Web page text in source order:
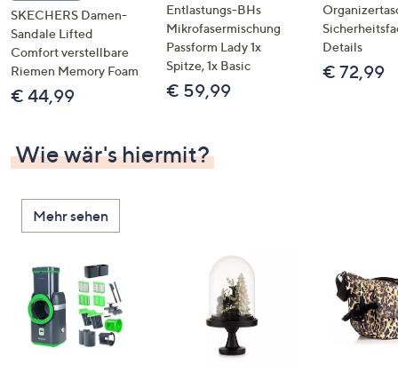
SKECHERS Damen-
Sandale Lifted
Comfort verstellbare
Riemen Memory Foam
€ 44,99
Entlastungs-BHs
Mikrofasermischung
Passform Lady 1x
Spitze, 1x Basic
€ 59,99
Details
€ 72,99
Wie wär's hiermit?
Mehr sehen